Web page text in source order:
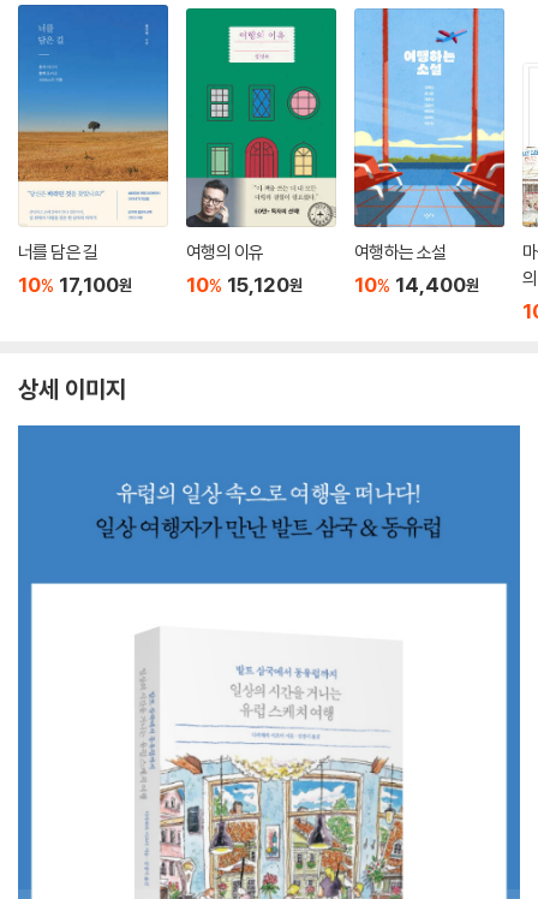
너를 담은 길
10% 17,100원
여행의 이유
10% 15,120원
여행하는 소설
10% 14,400원
상세 이미지